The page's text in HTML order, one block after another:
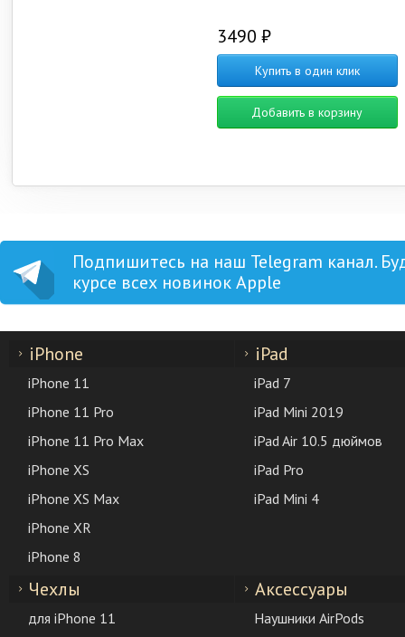
3490 ₽
Купить в один клик
Добавить в корзину
Подпишитесь на наш Telegram канал.
курсе всех новинок Apple
iPhone
iPhone 11
iPhone 11 Pro
iPhone 11 Pro Max
iPhone XS
iPhone XS Max
iPhone XR
iPhone 8
iPad
iPad 7
iPad Mini 2019
iPad Air 10.5 дюймов
iPad Pro
iPad Mini 4
Чехлы
для iPhone 11
Аксессуары
Наушники AirPods